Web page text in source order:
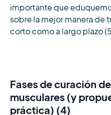
importante que
sobre la mejor manera de
corto como a largo plazo
Fases de curación
musculares (y
práctica) (4)